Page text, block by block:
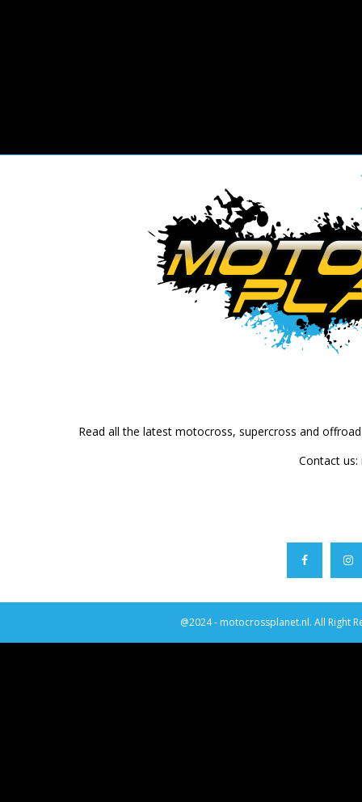
Read all the latest motocross, supercross and
Contact us:
@2024 - motocrossplanet.nl. All Right